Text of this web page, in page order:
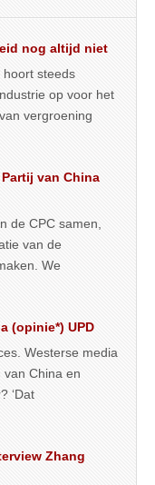
nog altijd niet
hoort steeds
op voor het
vergroening
van China
de CPC samen,
van de
We
(opinie*) UPD
Westerse media
China en
‘Dat
Zhang